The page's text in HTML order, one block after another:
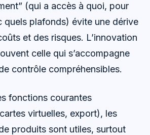
(qui a accès à quoi, pour
quels plafonds) évite une dérive
et des risques. L’innovation
celle qui s’accompagne
contrôle compréhensibles.
fonctions courantes
virtuelles, export), les
produits sont utiles, surtout